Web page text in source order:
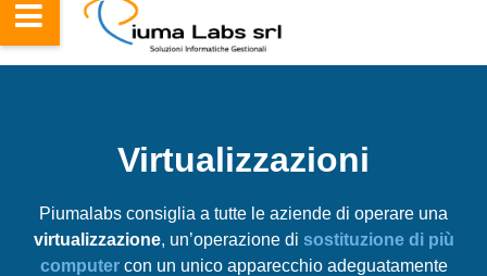
Virtualizzazioni
Piumalabs consiglia a tutte le aziende di operare una
virtualizzazione, un’operazione di sostituzione di più
computercon un unico apparecchio adeguatamente